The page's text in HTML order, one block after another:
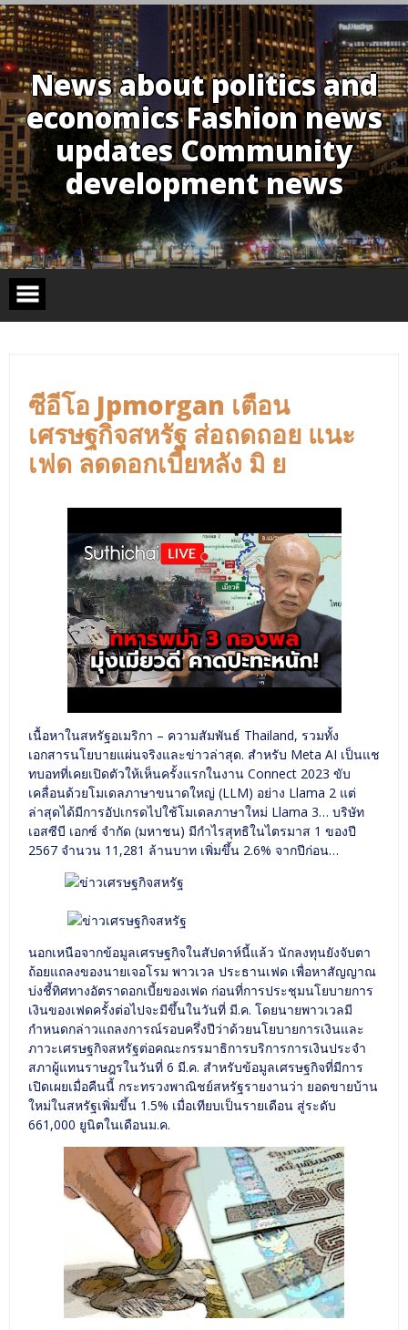
Skip
to
content
News about politics and
economics Fashion news
updates Community
development news
ซีอีโอ Jpmorgan เตือน
เศรษฐกิจสหรัฐ ส่อถดถอย แนะ
เฟด ลดดอกเบี้ยหลัง มิ ย
เนื้อหาในสหรัฐอเมริกา – ความสัมพันธ์ Thailand, รวมทั้ง
เอกสารนโยบายแผ่นจริงและข่าวล่าสุด. สำหรับ Meta AI เป็นแช
ทบอทที่เคยเปิดตัวให้เห็นครั้งแรกในงาน Connect 2023 ขับ
เคลื่อนด้วยโมเดลภาษาขนาดใหญ่ (LLM) อย่าง Llama 2 แต่
ล่าสุดได้มีการอัปเกรดไปใช้โมเดลภาษาใหม่ Llama 3… บริษัท
เอสซีบี เอกซ์ จำกัด (มหาชน) มีกำไรสุทธิในไตรมาส 1 ของปี
2567 จำนวน 11,281 ล้านบาท เพิ่มขึ้น 2.6% จากปีก่อน…
นอกเหนือจากข้อมูลเศรษฐกิจในสัปดาห์นี้แล้ว นักลงทุนยังจับตา
ถ้อยแถลงของนายเจอโรม พาวเวล ประธานเฟด เพื่อหาสัญญาณ
บ่งชี้ทิศทางอัตราดอกเบี้ยของเฟด ก่อนที่การประชุมนโยบายการ
เงินของเฟดครั้งต่อไปจะมีขึ้นในวันที่ มี.ค. โดยนายพาวเวลมี
กำหนดกล่าวแถลงการณ์รอบครึ่งปีว่าด้วยนโยบายการเงินและ
ภาวะเศรษฐกิจสหรัฐต่อคณะกรรมาธิการบริการการเงินประจำ
สภาผู้แทนราษฎรในวันที่ 6 มี.ค. สำหรับข้อมูลเศรษฐกิจที่มีการ
เปิดเผยเมื่อคืนนี้ กระทรวงพาณิชย์สหรัฐรายงานว่า ยอดขายบ้าน
ใหม่ในสหรัฐเพิ่มขึ้น 1.5% เมื่อเทียบเป็นรายเดือน สู่ระดับ
661,000 ยูนิตในเดือนม.ค.